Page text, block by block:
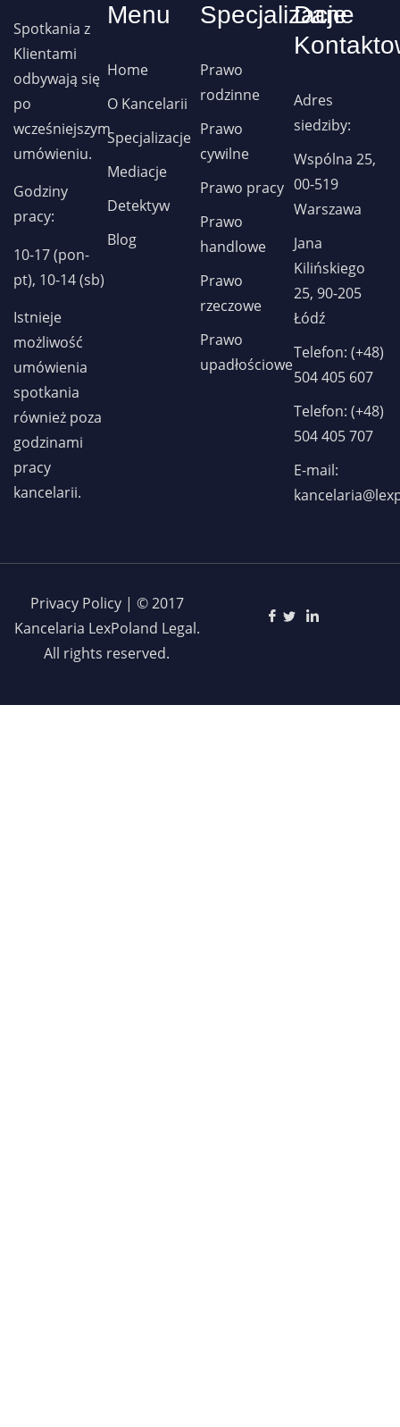
Spotkania z
Klientami
odbywają się
po
wcześniejszym
umówieniu.
Godziny
pracy:
10-17 (pon-
pt), 10-14 (sb)
Istnieje
możliwość
umówienia
spotkania
również poza
godzinami
pracy
kancelarii.
Menu
Home
O Kancelarii
Specjalizacje
Mediacje
Detektyw
Blog
Specjalizacje
Prawo
rodzinne
Prawo
cywilne
Prawo pracy
Prawo
handlowe
Prawo
rzeczowe
Prawo
upadłościowe
Dane
Adres
siedziby:
Wspólna 25,
00-519
Warszawa
Jana
Kilińskiego
25, 90-205
Łódź
Telefon: (+48)
504 405 607
Telefon: (+48)
504 405 707
E-mail:
Privacy Policy | © 2017
Kancelaria LexPoland Legal.
All rights reserved.